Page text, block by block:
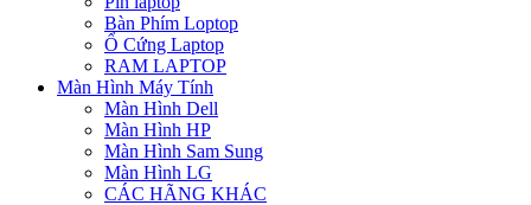
Bàn Phím Loptop
Ổ Cứng Laptop
RAM LAPTOP
Màn Hình Máy Tính
Màn Hình Dell
Màn Hình HP
Màn Hình Sam Sung
Màn Hình LG
CÁC HÃNG KHÁC